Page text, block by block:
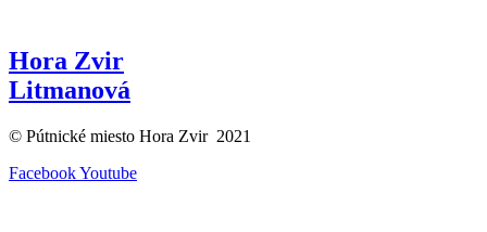
Hora Zvir
Litmanová
© Pútnické miesto Hora Zvir 2021
FacebookYoutube